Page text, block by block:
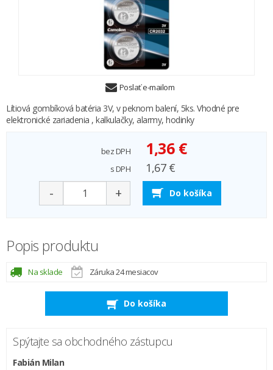
Poslať e-mailom
Lítiová gombíková batéria 3V, v peknom balení, 5ks. Vhodné pre
elektronické zariadenia , kalkulačky, alarmy, hodinky
bez DPH 1,36 €
s DPH 1,67 €
- + Do košíka
Popis produktu
Na sklade Záruka 24 mesiacov
Do košíka
Spýtajte sa obchodného zástupcu
Fabián Milan